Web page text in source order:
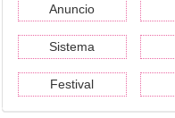
Anuncio
Sistema
Festival